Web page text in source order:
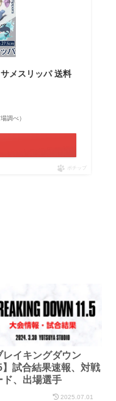
メスリッパ 送料
調べ）
ポチップ
レイキングダウン
】試合結果速報、対戦
ド、出場選手
2025.07.01